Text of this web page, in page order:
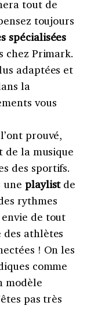
tout de
toujours
spécialisées
chez Primark.
adaptées et
la
vous
prouvé,
de la musique
des sportifs.
une playlistde
rythmes
de tout
athlètes
! On les
comme
modèle
pas très